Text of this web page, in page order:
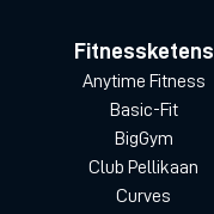
Fitnessketens
Anytime Fitness
Basic-Fit
BigGym
Club Pellikaan
Curves